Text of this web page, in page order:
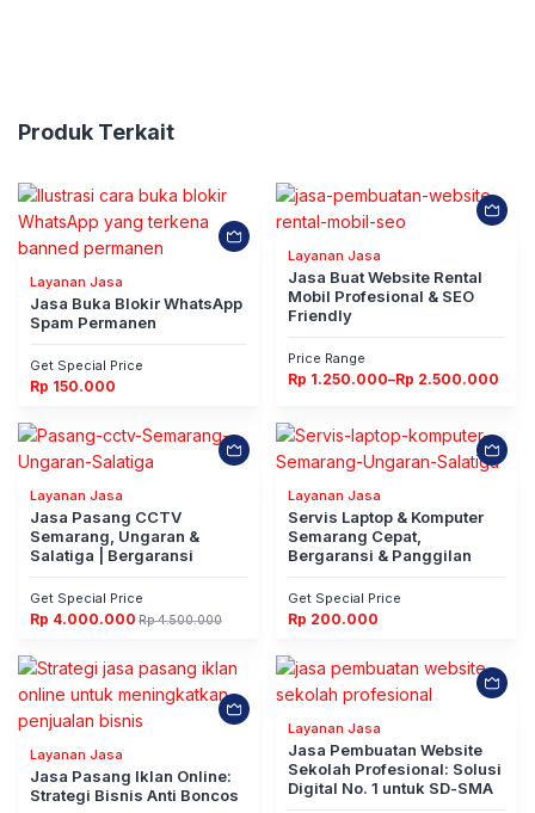
Produk Terkait
Layanan Jasa
Jasa Buka Blokir WhatsApp
Spam Permanen
Get Special Price
Rp 150.000
Layanan Jasa
Jasa Buat Website Rental
Mobil Profesional & SEO
Friendly
Price Range
Rp 1.250.000–Rp 2.500.000
Rentang
harga:
hingga
Rp 2.500.000
Layanan Jasa
Jasa Pasang CCTV
Semarang, Ungaran &
Salatiga | Bergaransi
Get Special Price
Rp4.500.000
Harga
adalah:
Rp 4.500.000.
Rp 4.000.000
Harga
ini
adalah:
Rp 4.000.000.
Layanan Jasa
Servis Laptop & Komputer
Semarang Cepat,
Bergaransi & Panggilan
Get Special Price
Rp 200.000
Layanan Jasa
Jasa Pasang Iklan Online:
Strategi Bisnis Anti Boncos
Layanan Jasa
Jasa Pembuatan Website
Sekolah Profesional: Solusi
Digital No. 1 untuk SD-SMA